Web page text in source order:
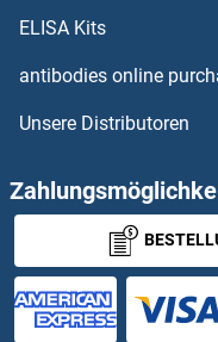
APH1B Antikörper
APIP Antikörper
APITD1 Antikörper
APLF Antikörper
APLP1 Antikörper
ELISA Kits
antibodies online
Unsere Distributoren